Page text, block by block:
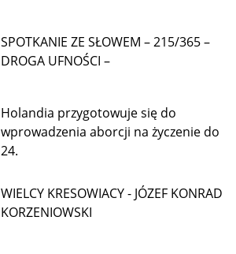
SPOTKANIE ZE SŁOWEM – 215/365 –
DROGA UFNOŚCI –
Holandia przygotowuje się do
wprowadzenia aborcji na życzenie do
24.
WIELCY KRESOWIACY - JÓZEF KONRAD
KORZENIOWSKI